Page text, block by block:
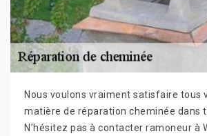
Nous voulons vraiment satisfaire tous
matière de réparation cheminée dans
N’hésitez pas à contacter ramoneur à